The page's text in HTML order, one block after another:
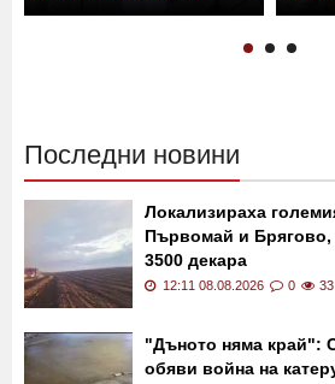
Последни новини
Локализираха
Първомай и Брягово,
3500 декара
12:11 08.08.2026 0 33
"Дъното няма край":
обяви война на